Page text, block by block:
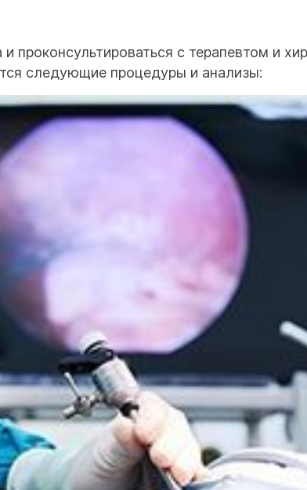
проконсультироваться с терапевтом и
следующие процедуры и анализы: